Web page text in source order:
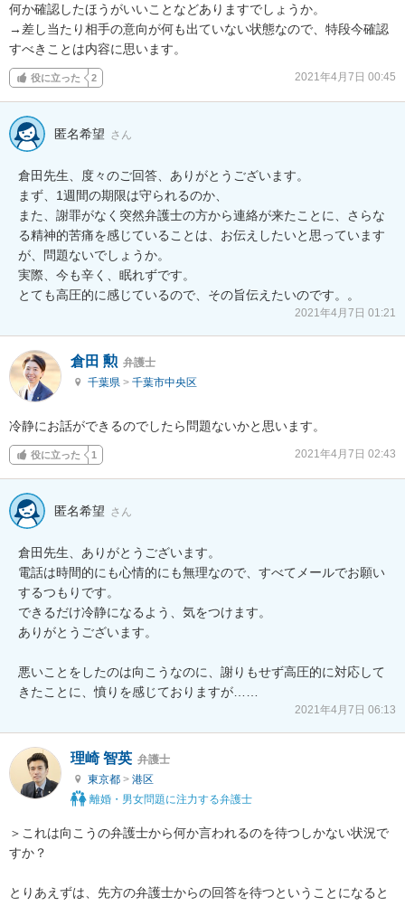
何か確認したほうがいいことなどありますでしょうか。
→差し当たり相手の意向が何も出ていない状態なので、特段今確認
すべきことは内容に思います。
役に立った 2 2021年4月7日 00:45
匿名希望 さん
倉田先生、度々のご回答、ありがとうございます。
まず、1週間の期限は守られるのか、
また、謝罪がなく突然弁護士の方から連絡が来たことに、さらな
る精神的苦痛を感じていることは、お伝えしたいと思っています
が、問題ないでしょうか。
実際、今も辛く、眠れずです。
とても高圧的に感じているので、その旨伝えたいのです。。
2021年4月7日 01:21
倉田 勲 弁護士
千葉県 > 千葉市中央区
冷静にお話ができるのでしたら問題ないかと思います。
役に立った 1 2021年4月7日 02:43
匿名希望 さん
倉田先生、ありがとうございます。
電話は時間的にも心情的にも無理なので、すべてメールでお願い
するつもりです。
できるだけ冷静になるよう、気をつけます。
ありがとうございます。
悪いことをしたのは向こうなのに、謝りもせず高圧的に対応して
きたことに、憤りを感じておりますが……
2021年4月7日 06:13
理崎 智英 弁護士
東京都 > 港区
離婚・男女問題に注力する弁護士
＞これは向こうの弁護士から何か言われるのを待つしかない状況で
すか？
とりあえずは、先方の弁護士からの回答を待つということになると